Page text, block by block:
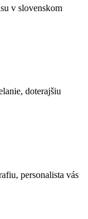
v slovenskom
doterajšiu
personalista vás